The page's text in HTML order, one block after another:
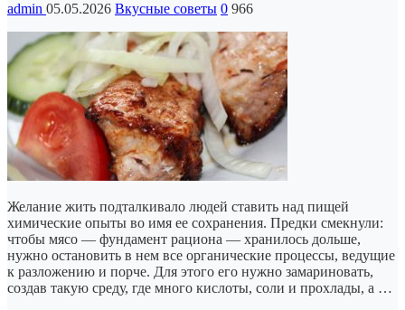
admin 05.05.2026 Вкусные советы 0 966
Желание жить подталкивало людей ставить над пищей
химические опыты во имя ее сохранения. Предки смекнули:
чтобы мясо — фундамент рациона — хранилось дольше,
нужно остановить в нем все органические процессы, ведущие
к разложению и порче. Для этого его нужно замариновать,
создав такую среду, где много кислоты, соли и прохлады, а …